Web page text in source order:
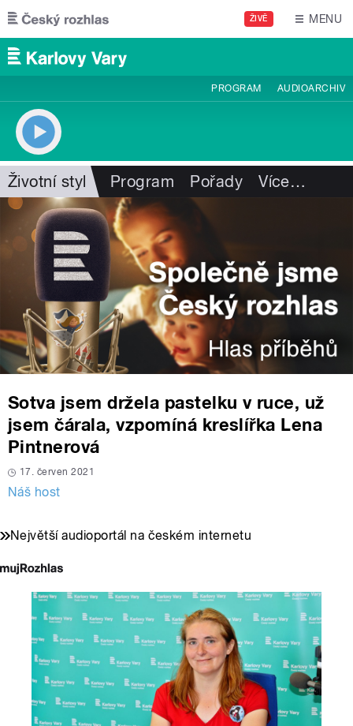
Přejít k hlavnímu obsahu
ŽIVĚ MENU
PROGRAM AUDIOARCHIV
Životní styl Program Pořady Více…
Sotva jsem držela pastelku v ruce, už
jsem čárala, vzpomíná kreslířka Lena
Pintnerová
17. červen 2021
Náš host
Největší audioportál na českém internetu